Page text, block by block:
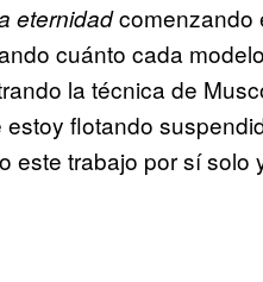
eternidadcomenzando
cuánto cada
la técnica de
flotando
este trabajo por sí